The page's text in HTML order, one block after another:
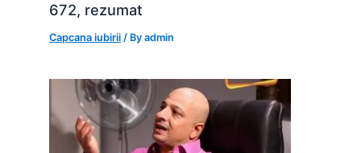
672, rezumat
Capcana iubirii / Byadmin